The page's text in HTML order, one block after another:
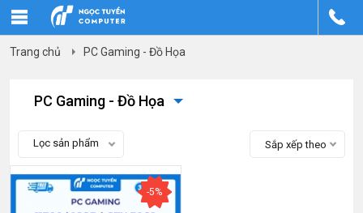
Trang chủ PC Gaming - Đồ Họa
PC Gaming - Đồ Họa
Lọc sản phẩm Sắp xếp theo
-5%